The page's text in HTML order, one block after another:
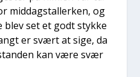
mid­dagstal­ler­ken, og
blev set et godt styk­ke
er svært at sige, da
kan være svær